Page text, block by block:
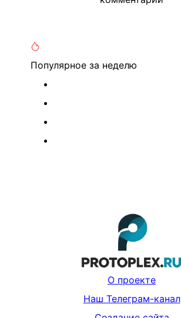
Популярное за неделю
О проекте
Наш Телеграм-канал